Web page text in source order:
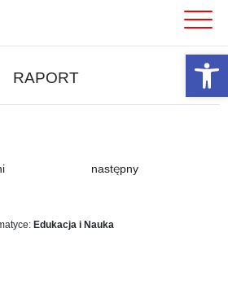
RAPORT
następny
Edukacja i Nauka